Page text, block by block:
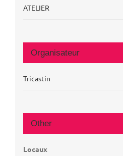
ATELIER
Organisateur
Tricastin
Other
Locaux